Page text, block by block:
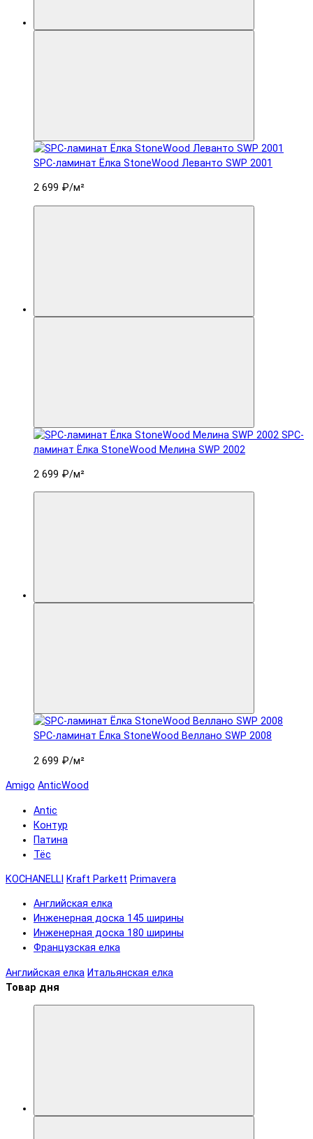
SPC-ламинат Ëлка StoneWood Леванто SWP 2001
2 699 ₽/м²
SPC-
ламинат Ëлка StoneWood Мелина SWP 2002
2 699 ₽/м²
SPC-ламинат Ëлка StoneWood Веллано SWP 2008
2 699 ₽/м²
Amigo AnticWood
Antic
Контур
Патина
Тёс
KOCHANELLI Kraft Parkett Primavera
Английская елка
Инженерная доска 145 ширины
Инженерная доска 180 ширины
Французская елка
Английская елка Итальянская елка
Товар дня